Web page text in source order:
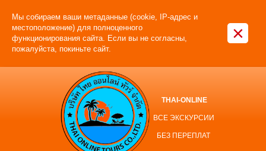
Мы собираем ваши метаданные (cookie, IP-адрес и
местоположение) для полноценного
функционирования сайта. Если вы не согласны,
пожалуйста, покиньте сайт.
×
THAI-ONLINE
ВСЕ ЭКСКУРСИИ
БЕЗ ПЕРЕПЛАТ